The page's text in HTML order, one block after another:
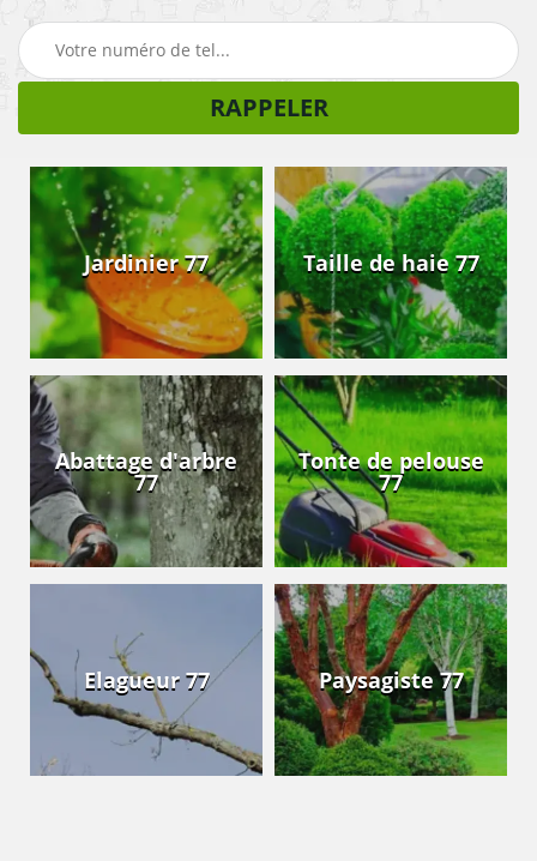
Jardinier 77 Taille de haie 77
Abattage d'arbre
77
Tonte de pelouse
77
Elagueur 77 Paysagiste 77